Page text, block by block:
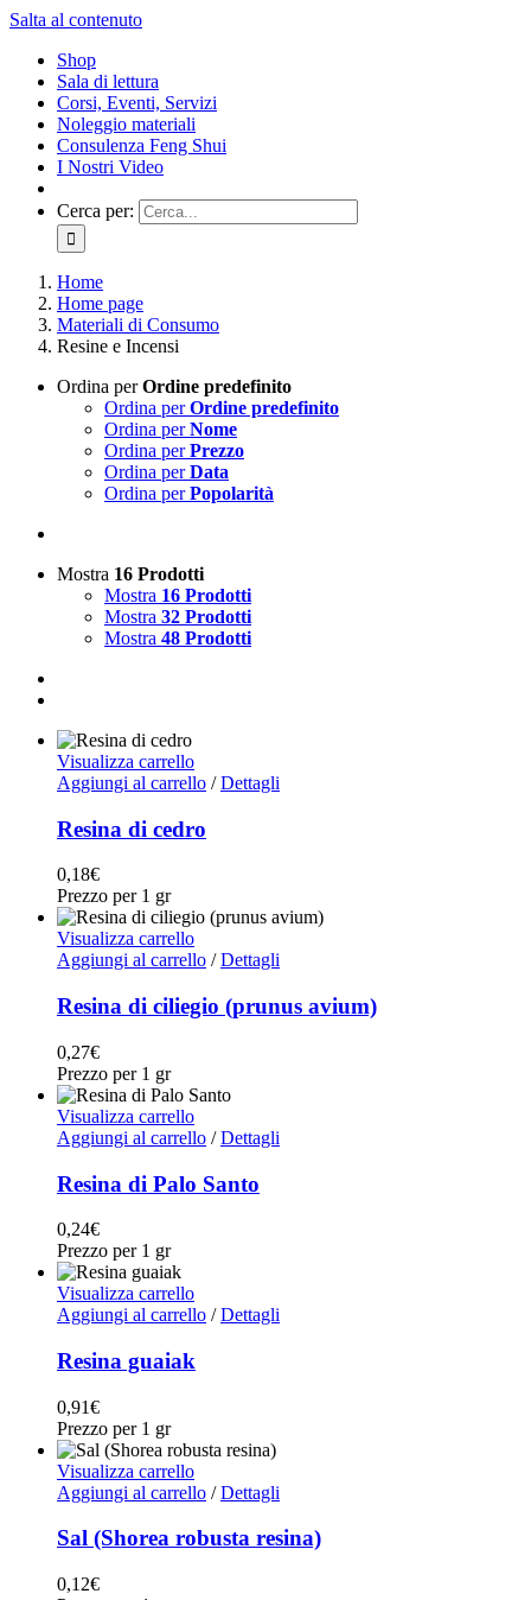
Salta al contenuto
Shop
Sala di lettura
Corsi, Eventi, Servizi
Noleggio materiali
Consulenza Feng Shui
I Nostri Video
Cerca per:
Home
Home page
Materiali di Consumo
Resine e Incensi
Ordina perOrdine predefinito
Ordina perOrdine predefinito
Ordina perNome
Ordina perPrezzo
Ordina perData
Ordina perPopolarità
Mostra 16 Prodotti
Mostra 16 Prodotti
Mostra 32 Prodotti
Mostra 48 Prodotti
Visualizza carrello
Aggiungi al carrello / Dettagli
Resina di cedro
0,18€
Prezzo per 1 gr
Visualizza carrello
Aggiungi al carrello / Dettagli
Resina di ciliegio (prunus avium)
0,27€
Prezzo per 1 gr
Visualizza carrello
Aggiungi al carrello / Dettagli
Resina di Palo Santo
0,24€
Prezzo per 1 gr
Visualizza carrello
Aggiungi al carrello / Dettagli
Resina guaiak
0,91€
Prezzo per 1 gr
Visualizza carrello
Aggiungi al carrello / Dettagli
Sal (Shorea robusta resina)
0,12€